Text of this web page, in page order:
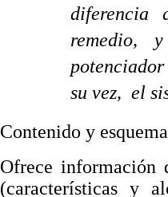
diferencia
remedio,
su vez, el
Contenido y
Ofrece información
(características y